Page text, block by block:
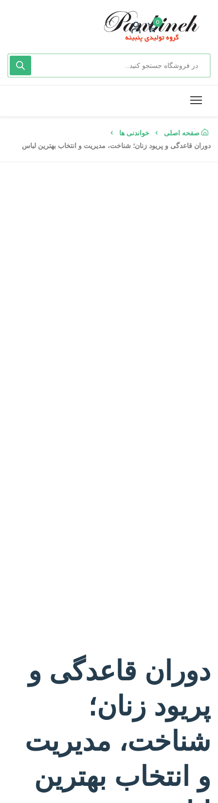
0
صفحه اصلی
خواندنی ها
دوران قاعدگی و پریود زنان؛ شناخت، مدیریت و انتخاب بهترین لباس
دوران قاعدگی و
پریود زنان؛
شناخت، مدیریت
و انتخاب بهترین